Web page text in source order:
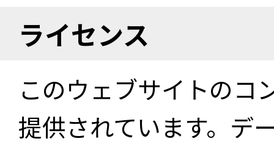
ライセンス
このウェブサイトのコ
提供されています。デ